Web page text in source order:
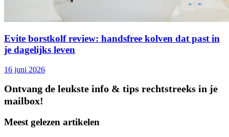
Evite borstkolf review: handsfree kolven dat past in
je dagelijks leven
16 juni 2026
Ontvang de leukste info & tips rechtstreeks in je
mailbox!
Meest gelezen artikelen